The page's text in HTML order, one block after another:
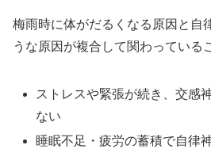
梅雨時に体がだるくなる原因と自
うな原因が複合して関わっている
ストレスや緊張が続き、交感
ない
睡眠不足・疲労の蓄積で自律